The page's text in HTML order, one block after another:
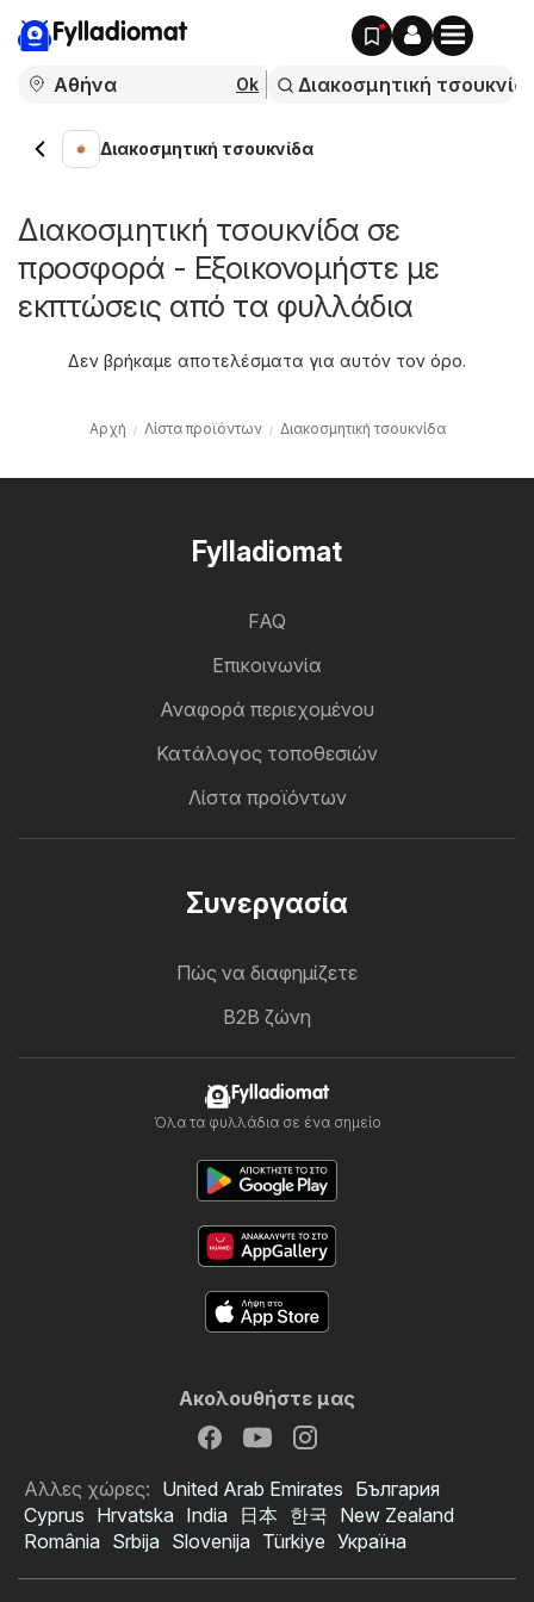
Fylladiomat
Ok
Διακοσμητική τσουκνίδα
Διακοσμητική τσουκνίδα σε
προσφορά - Εξοικονομήστε με
εκπτώσεις από τα φυλλάδια
Δεν βρήκαμε αποτελέσματα για αυτόν τον όρο.
Αρχή Λίστα προϊόντων Διακοσμητική τσουκνίδα
Fylladiomat
FAQ
Επικοινωνία
Αναφορά περιεχομένου
Κατάλογος τοποθεσιών
Λίστα προϊόντων
Συνεργασία
Πώς να διαφημίζετε
B2B ζώνη
Fylladiomat
Όλα τα φυλλάδια σε ένα σημείο
Ακολουθήστε μας
Αλλες χώρες: United Arab Emirates България
Cyprus Hrvatska India 日本 한국 New Zealand
România Srbija Slovenija Türkiye Україна